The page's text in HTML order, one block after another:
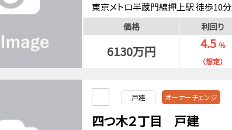
東京メトロ半蔵門線押上駅 徒歩10分
京成電鉄押上線京成曳舟駅 徒歩9分
価格 利回り
6130万円 4.5 ％
（想定）
戸建 オーナーチェンジ
四つ木２丁目 戸建